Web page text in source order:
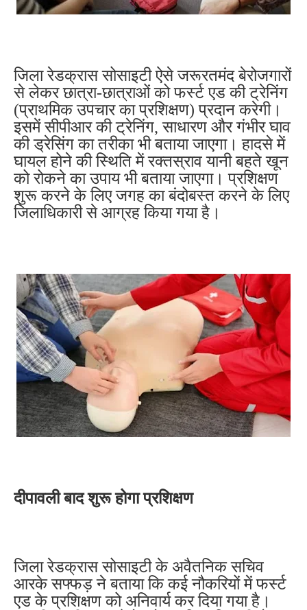
जिला रेडक्रास सोसाइटी ऐसे जरूरतमंद बेरोजगारों
से लेकर छात्रा-छात्राओं को फर्स्ट एड की ट्रेनिंग
(प्राथमिक उपचार का प्रशिक्षण) प्रदान करेगी।
इसमें सीपीआर की ट्रेनिंग, साधारण और गंभीर घाव
की ड्रेसिंग का तरीका भी बताया जाएगा। हादसे में
घायल होने की स्थिति में रक्तस्राव यानी बहते खून
को रोकने का उपाय भी बताया जाएगा। प्रशिक्षण
शुरू करने के लिए जगह का बंदोबस्त करने के लिए
जिलाधिकारी से आग्रह किया गया है।
दीपावली बाद शुरू होगा प्रशिक्षण
जिला रेडक्रास सोसाइटी के अवैतनिक सचिव
आरके सफ्फड़ ने बताया कि कई नौकरियों में फर्स्ट
एड के प्रशिक्षण को अनिवार्य कर दिया गया है।